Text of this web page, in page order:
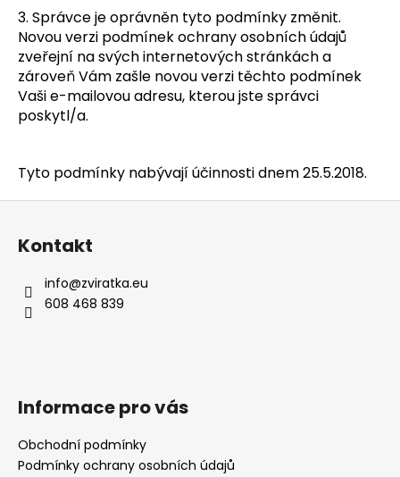
3. Správce je oprávněn tyto podmínky změnit.
Novou verzi podmínek ochrany osobních údajů
zveřejní na svých internetových stránkách a
zároveň Vám zašle novou verzi těchto podmínek
Vaši e-mailovou adresu, kterou jste správci
poskytl/a.
Tyto podmínky nabývají účinnosti dnem 25.5.2018.
Z
Kontakt
info@zviratka.eu
608 468 839
Informace pro vás
Obchodní podmínky
Podmínky ochrany osobních údajů